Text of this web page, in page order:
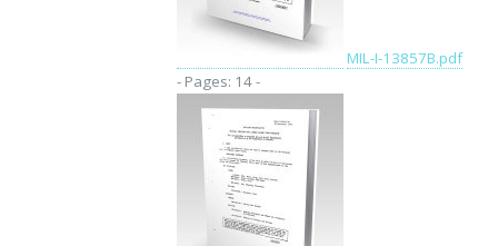
MIL-I-13857B.pdf
- Pages: 14 -